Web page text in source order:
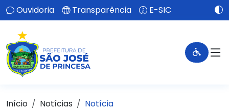
Ouvidoria Transparência E-SIC
Início Notícias Notícia